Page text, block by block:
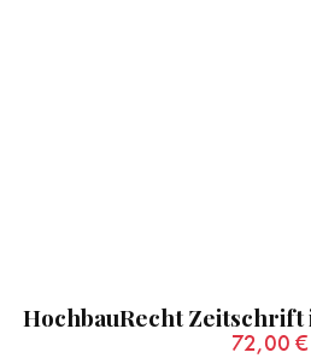
HochbauRecht Zeitschrift
72,00 €